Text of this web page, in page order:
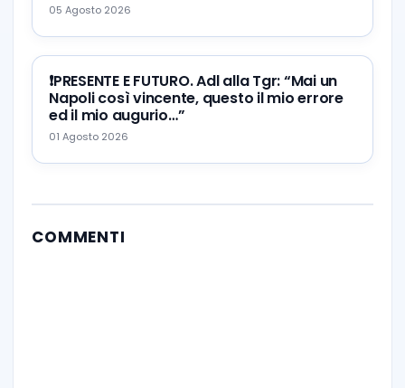
05 Agosto 2026
❗️PRESENTE E FUTURO. Adl alla Tgr: “Mai un
Napoli così vincente, questo il mio errore
ed il mio augurio…”
01 Agosto 2026
COMMENTI